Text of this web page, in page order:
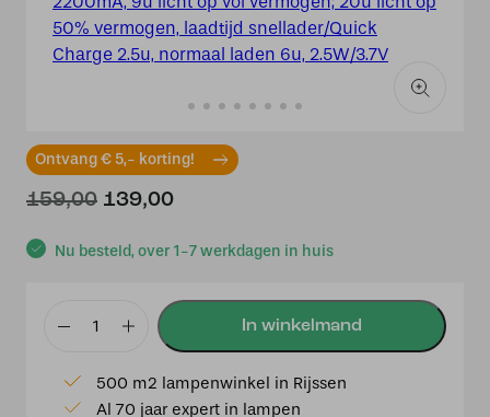
Ontvang € 5,- korting!
Nu besteld, over 1-7 werkdagen in huis
159,00 Oorspronkelijke
was:
139,00Huidige
is:
IP54
500 m2 lampenwinkel in Rijssen
Al 70 jaar expert in lampen